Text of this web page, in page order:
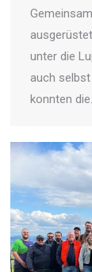
unter die
auch
konnten